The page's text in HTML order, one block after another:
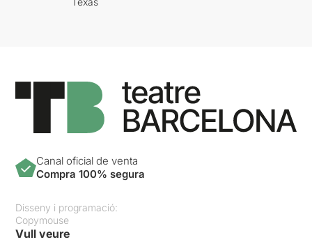
Canal oficial de venta
Compra 100% segura
Disseny i programació:
Copymouse
Vull veure